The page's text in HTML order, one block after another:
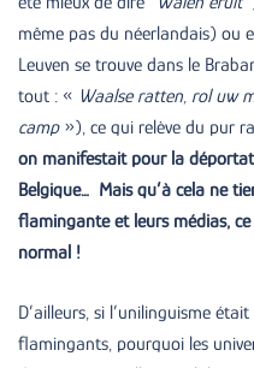
même pas du néerlandais) ou
Leuven se trouve dans le
tout : « Waalse ratten, rol uw
camp»), ce qui relève du pur
on manifestait pour la
Belgique… Mais qu’à cela ne
flamingante et leurs médias,
normal !
D’ailleurs, si l’unilinguisme
flamingants, pourquoi les